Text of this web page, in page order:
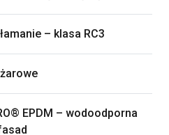
– klasa RC3
EPDM – wodoodporna